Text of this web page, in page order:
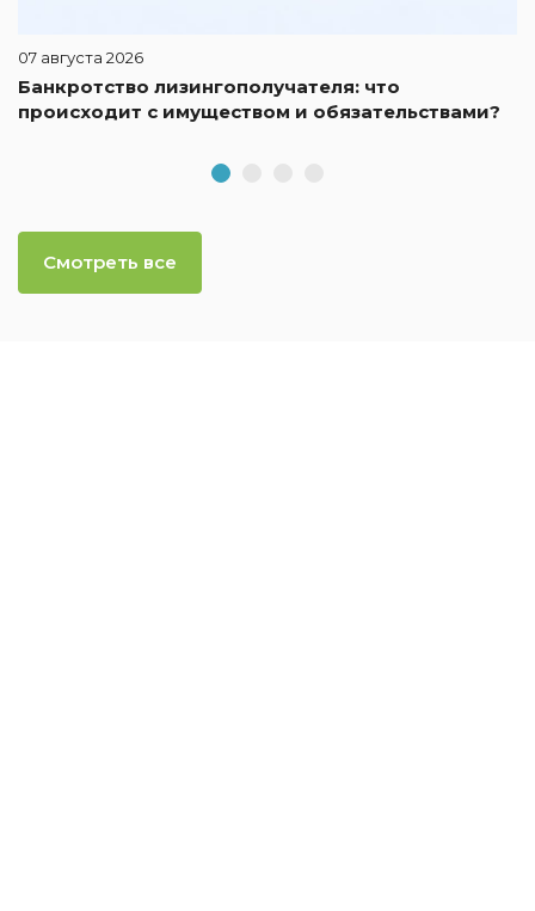
07 августа 2026
Банкротство лизингополучателя: что
происходит с имуществом и обязательствами?
Смотреть все